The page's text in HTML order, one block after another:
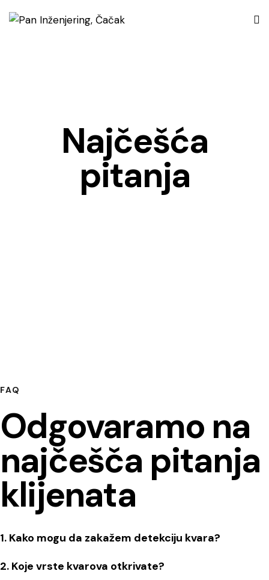
Najčešća
pitanja
FAQ
Odgovaramo na
najčešča pitanja
klijenata
1. Kako mogu da zakažem detekciju kvara?
2. Koje vrste kvarova otkrivate?